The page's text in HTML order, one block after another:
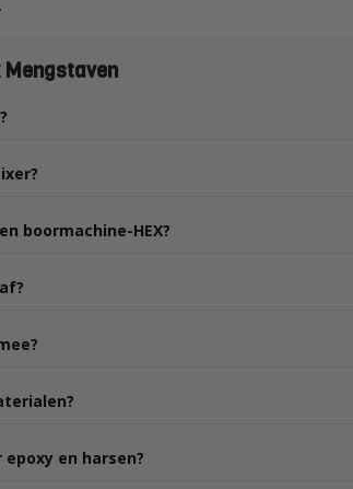
boormachine-HEX?
en harsen?